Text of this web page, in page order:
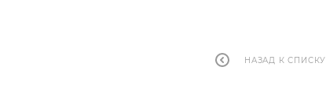
НАЗАД К СПИСКУ